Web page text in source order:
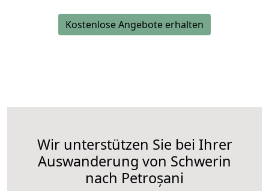
Kostenlose Angebote erhalten
Wir unterstützen Sie bei Ihrer
Auswanderung von Schwerin
nach Petroșani